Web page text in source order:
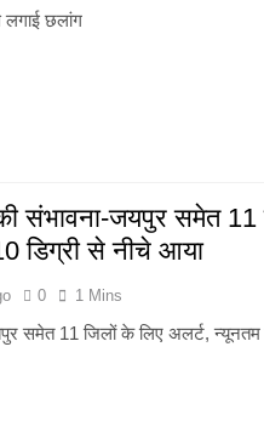
लगाई छलांग
संभावना-जयपुर समेत 11
डिग्री से नीचे आया
0 1 Mins
समेत 11 जिलों के लिए अलर्ट, न्यूनतम